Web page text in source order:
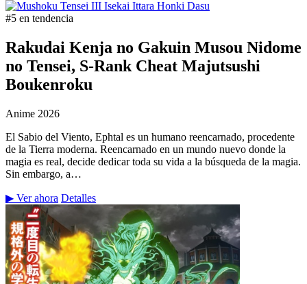
#5 en tendencia
Rakudai Kenja no Gakuin Musou Nidome
no Tensei, S-Rank Cheat Majutsushi
Boukenroku
Anime 2026
El Sabio del Viento, Ephtal es un humano reencarnado, procedente
de la Tierra moderna. Reencarnado en un mundo nuevo donde la
magia es real, decide dedicar toda su vida a la búsqueda de la magia.
Sin embargo, a…
▶ Ver ahora Detalles